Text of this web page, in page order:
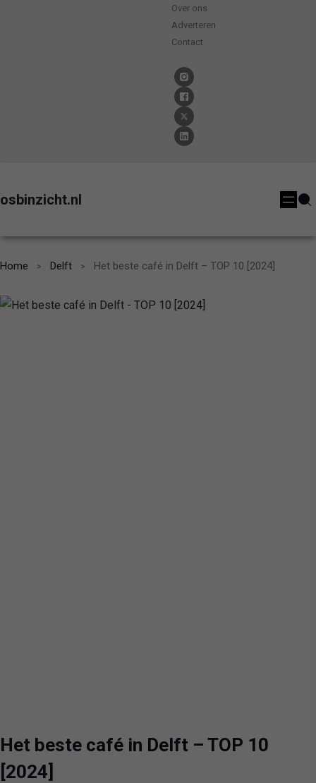
Over ons
Adverteren
Contact
osbinzicht.nl
Home Delft Het beste café in Delft – TOP 10 [2024]
Het beste café in Delft – TOP 10
[2024]